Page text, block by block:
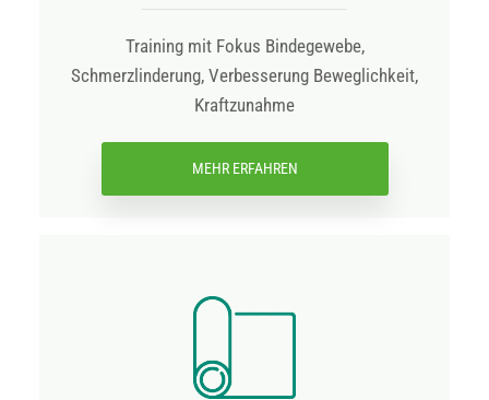
Training mit Fokus Bindegewebe,
Schmerzlinderung, Verbesserung Beweglichkeit,
Kraftzunahme
MEHR ERFAHREN